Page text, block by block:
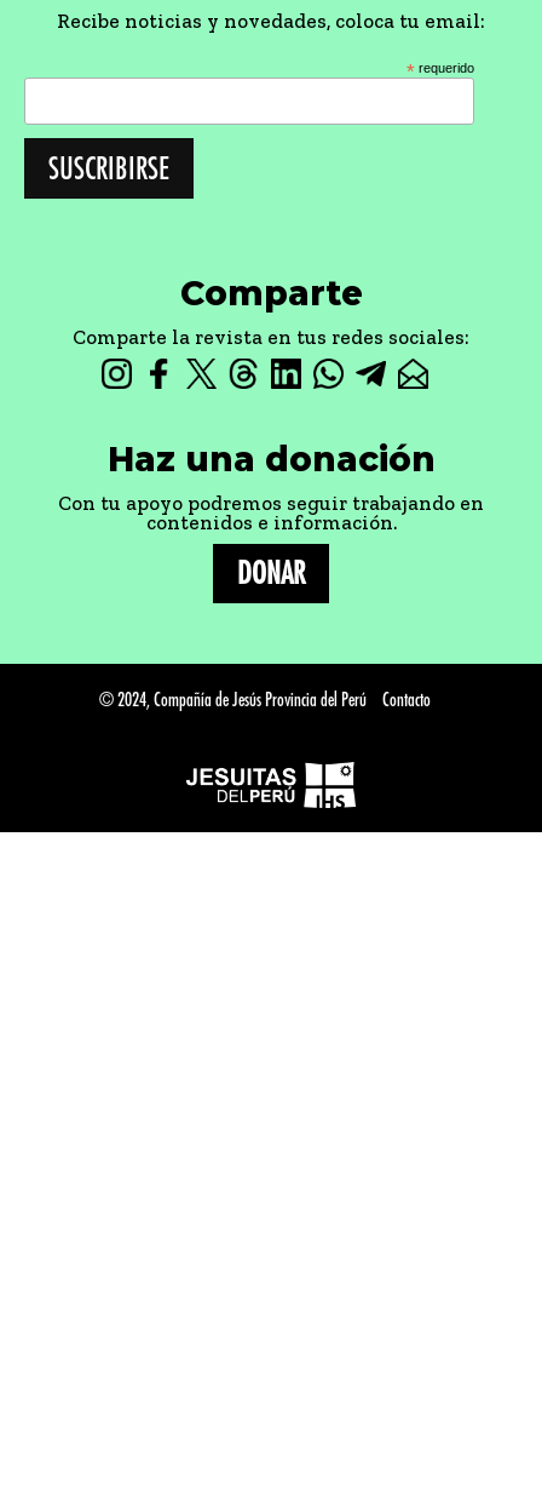
Recibe noticias y novedades, coloca tu email:
* requerido
Comparte
Comparte la revista en tus redes sociales:
Haz una donación
Con tu apoyo podremos seguir trabajando en
contenidos e información.
DONAR
© 2024, Compañía de Jesús Provincia del Perú Contacto